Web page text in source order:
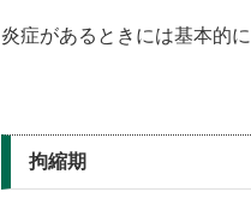
炎症があるときには基本的
拘縮期